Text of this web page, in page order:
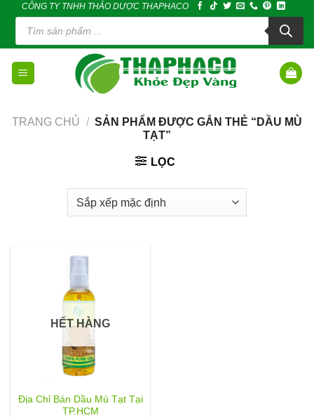
content
CÔNG TY TNHH THẢO DƯỢC THAPHACO
Tìm
kiếm
phẩm
TRANG CHỦ / SẢN PHẨM ĐƯỢC GẮN THẺ “DẦU MÙ
TẠT”
LỌC
HẾT HÀNG
Địa Chỉ Bán Dầu Mù Tạt Tại
TP.HCM